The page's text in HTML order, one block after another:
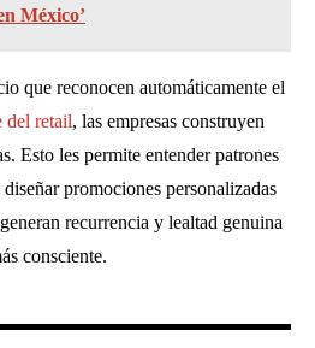
México’
que reconocen automáticamente el
del retail, las empresas construyen
Esto les permite entender patrones
promociones personalizadas
recurrencia y lealtad genuina
consciente.